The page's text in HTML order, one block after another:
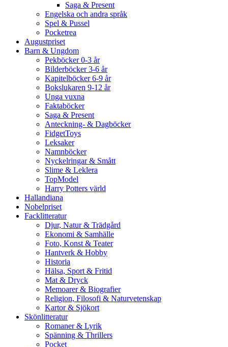
Saga & Present
Engelska och andra språk
Spel & Pussel
Pocketrea
Augustpriset
Barn & Ungdom
Pekböcker 0-3 år
Bilderböcker 3-6 år
Kapitelböcker 6-9 år
Bokslukaren 9-12 år
Unga vuxna
Faktaböcker
Saga & Present
Anteckning- & Dagböcker
FidgetToys
Leksaker
Namnböcker
Nyckelringar & Smått
Slime & Leklera
TopModel
Harry Potters värld
Hallandiana
Nobelpriset
Facklitteratur
Djur, Natur & Trädgård
Ekonomi & Samhälle
Foto, Konst & Teater
Hantverk & Hobby
Historia
Hälsa, Sport & Fritid
Mat & Dryck
Memoarer & Biografier
Religion, Filosofi & Naturvetenskap
Kartor & Sjökort
Skönlitteratur
Romaner & Lyrik
Spänning & Thrillers
Pocket